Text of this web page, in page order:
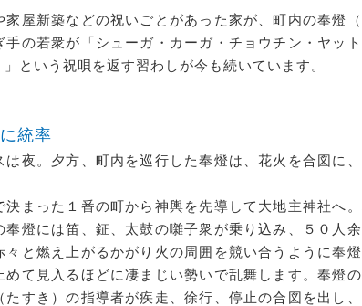
屋新築などの祝いごとがあった家が、町内の奉燈（
手の若衆が「シューガ・カーガ・チョウチン・ヤッ
という祝唄を返す習わしが今も続いています。
統率
夜。夕方、町内を巡行した奉燈は、花火を合図に、
まった１番の町から神輿を先導して大地主神社へ
奉燈には笛、鉦、太鼓の囃子衆が乗り込み、５０人
々と燃え上がるかがり火の周囲を競い合うように奉
めて見入るほどに凄まじい勢いで乱舞します。奉燈
たすき）の指導者が疾走、徐行、停止の合図を出し